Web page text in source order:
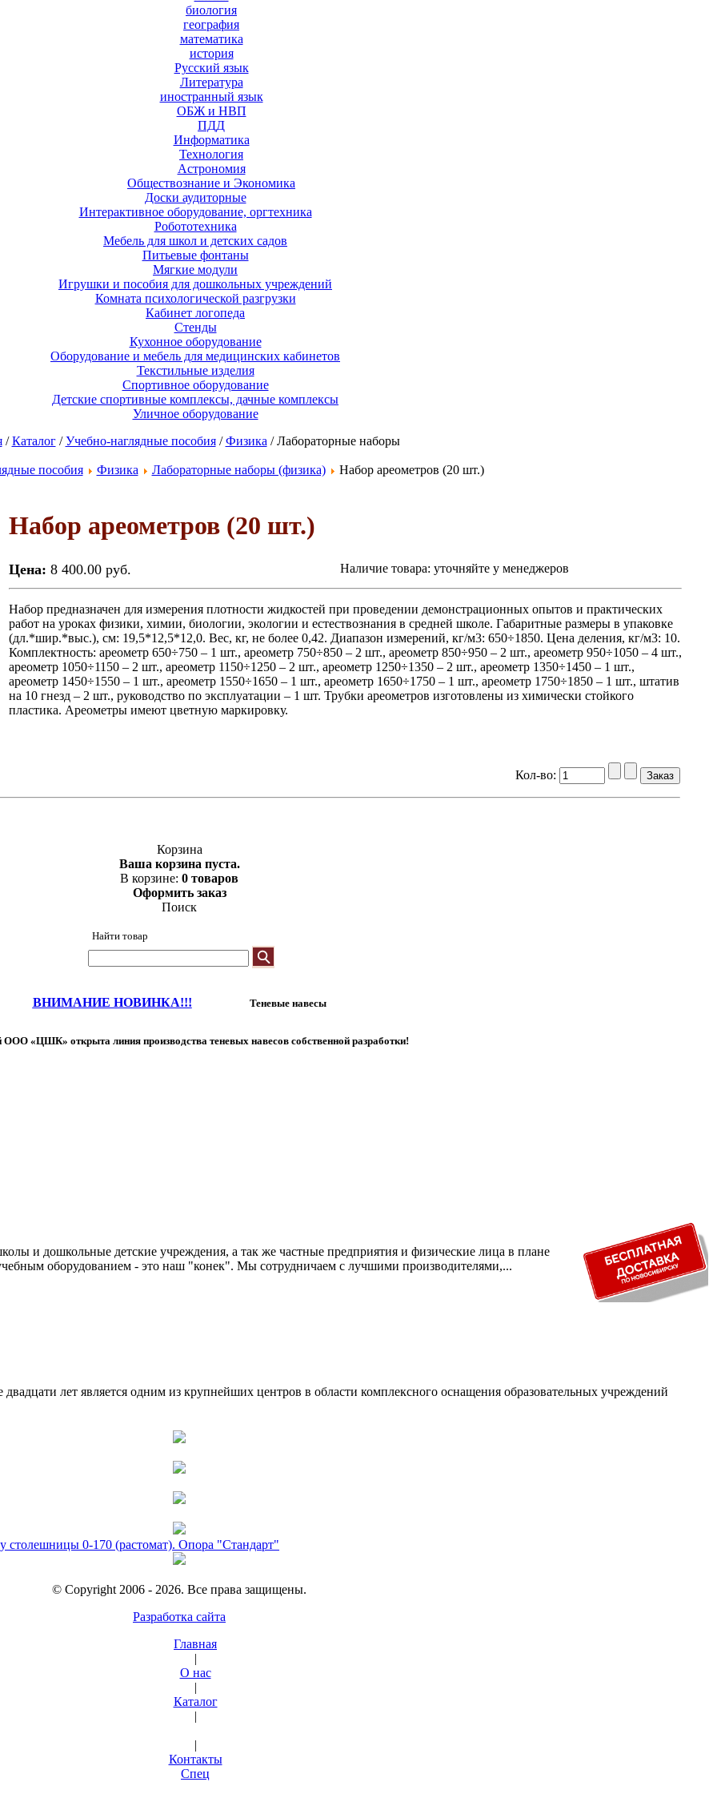
биология
география
математика
история
Русский язык
Литература
иностранный язык
ОБЖ и НВП
ПДД
Информатика
Технология
Астрономия
Обществознание и Экономика
Доски аудиторные
Интерактивное оборудование, оргтехника
Робототехника
Мебель для школ и детских садов
Питьевые фонтаны
Мягкие модули
Игрушки и пособия для дошкольных учреждений
Комната психологической разгрузки
Кабинет логопеда
Стенды
Кухонное оборудование
Оборудование и мебель для медицинских кабинетов
Текстильные изделия
Спортивное оборудование
Детские спортивные комплексы, дачные комплексы
Уличное оборудование
/Каталог/Учебно-наглядные пособия/Физика / Лабораторные наборы
пособия Физика Лабораторные наборы (физика) Набор ареометров (20 шт.)
Набор ареометров (20 шт.)
Цена: 8 400.00 руб. Наличие товара: уточняйте у менеджеров
Набор предназначен для измерения плотности жидкостей при проведении демонстрационных опытов и практических
работ на уроках физики, химии, биологии, экологии и естествознания в средней школе. Габаритные размеры в упаковке
(дл.*шир.*выс.), см: 19,5*12,5*12,0. Вес, кг, не более 0,42. Диапазон измерений, кг/м3: 650÷1850. Цена деления, кг/м3: 10.
Комплектность: ареометр 650÷750 – 1 шт., ареометр 750÷850 – 2 шт., ареометр 850÷950 – 2 шт., ареометр 950÷1050 – 4 шт.,
ареометр 1050÷1150 – 2 шт., ареометр 1150÷1250 – 2 шт., ареометр 1250÷1350 – 2 шт., ареометр 1350÷1450 – 1 шт.,
ареометр 1450÷1550 – 1 шт., ареометр 1550÷1650 – 1 шт., ареометр 1650÷1750 – 1 шт., ареометр 1750÷1850 – 1 шт., штатив
на 10 гнезд – 2 шт., руководство по эксплуатации – 1 шт. Трубки ареометров изготовлены из химически стойкого
пластика. Ареометры имеют цветную маркировку.
Кол-во:
Корзина
Ваша корзина пуста.
В корзине: 0 товаров
Оформить заказ
Поиск
Найти товар
ВНИМАНИЕ НОВИНКА!!! Теневые навесы
ООО «ЦШК» открыта линия производства теневых навесов собственной разработки!
и дошкольные детские учреждения, а так же частные предприятия и физические лица в плане
оборудованием - это наш "конек". Мы сотрудничаем с лучшими производителями,...
лет является одним из крупнейших центров в области комплексного оснащения образовательных учреждений
столешницы 0-170 (растомат). Опора "Стандарт"
© Copyright 2006 - 2026. Все права защищены.
Разработка сайта
Главная
|
О нас
|
Каталог
|
|
Контакты
Спец